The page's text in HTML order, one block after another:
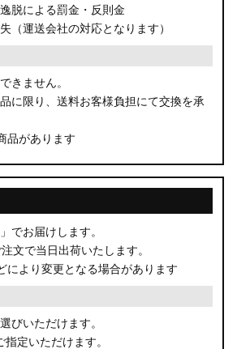
脱による罰金・反則金
（運送会社の対応となります）
きません。
に限り、送料お客様負担にて交換を承
品があります
でお届けします。
文で当日出荷いたします。
により変更となる場合があります
びいただけます。
定いただけます。